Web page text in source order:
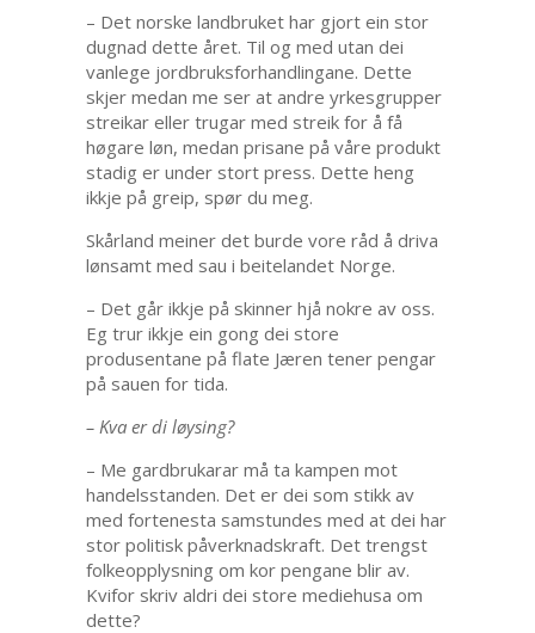
– Det norske landbruket har gjort ein stor
dugnad dette året. Til og med utan dei
vanlege jordbruksforhandlingane. Dette
skjer medan me ser at andre yrkesgrupper
streikar eller trugar med streik for å få
høgare løn, medan prisane på våre produkt
stadig er under stort press. Dette heng
ikkje på greip, spør du meg.
Skårland meiner det burde vore råd å driva
lønsamt med sau i beitelandet Norge.
– Det går ikkje på skinner hjå nokre av oss.
Eg trur ikkje ein gong dei store
produsentane på flate Jæren tener pengar
på sauen for tida.
– Kva er di løysing?
– Me gardbrukarar må ta kampen mot
handelsstanden. Det er dei som stikk av
med fortenesta samstundes med at dei har
stor politisk påverknadskraft. Det trengst
folkeopplysning om kor pengane blir av.
Kvifor skriv aldri dei store mediehusa om
dette?